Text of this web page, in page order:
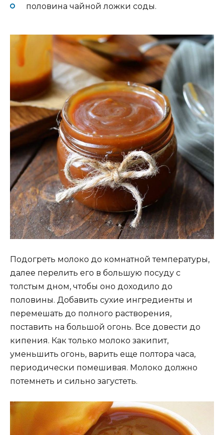
половина чайной ложки соды.
Подогреть молоко до комнатной температуры,
далее перелить его в большую посуду с
толстым дном, чтобы оно доходило до
половины. Добавить сухие ингредиенты и
перемешать до полного растворения,
поставить на большой огонь. Все довести до
кипения. Как только молоко закипит,
уменьшить огонь, варить еще полтора часа,
периодически помешивая. Молоко должно
потемнеть и сильно загустеть.